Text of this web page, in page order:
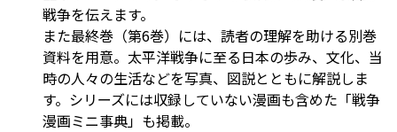
戦争を伝えます。
また最終巻（第6巻）には、読者の理解を助ける別巻
資料を用意。太平洋戦争に至る日本の歩み、文化、当
時の人々の生活などを写真、図説とともに解説しま
す。シリーズには収録していない漫画も含めた「戦争
漫画ミニ事典」も掲載。